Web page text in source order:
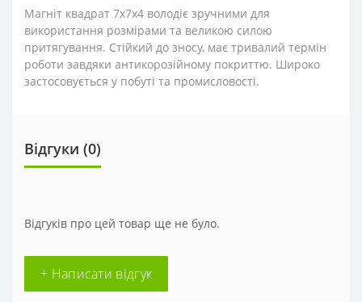
Магніт квадрат 7х7х4 володіє зручними для
використання розмірами та великою силою
притягування. Стійкий до зносу, має тривалий термін
роботи завдяки антикорозійному покриттю. Широко
застосовується у побуті та промисловості.
Відгуки (0)
Відгуків про цей товар ще не було.
+ Написати відгук